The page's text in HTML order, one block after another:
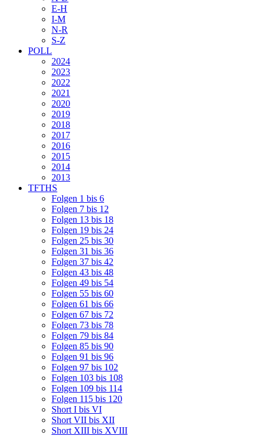
E-H
I-M
N-R
S-Z
POLL
2024
2023
2022
2021
2020
2019
2018
2017
2016
2015
2014
2013
TFTHS
Folgen 1 bis 6
Folgen 7 bis 12
Folgen 13 bis 18
Folgen 19 bis 24
Folgen 25 bis 30
Folgen 31 bis 36
Folgen 37 bis 42
Folgen 43 bis 48
Folgen 49 bis 54
Folgen 55 bis 60
Folgen 61 bis 66
Folgen 67 bis 72
Folgen 73 bis 78
Folgen 79 bis 84
Folgen 85 bis 90
Folgen 91 bis 96
Folgen 97 bis 102
Folgen 103 bis 108
Folgen 109 bis 114
Folgen 115 bis 120
Short I bis VI
Short VII bis XII
Short XIII bis XVIII